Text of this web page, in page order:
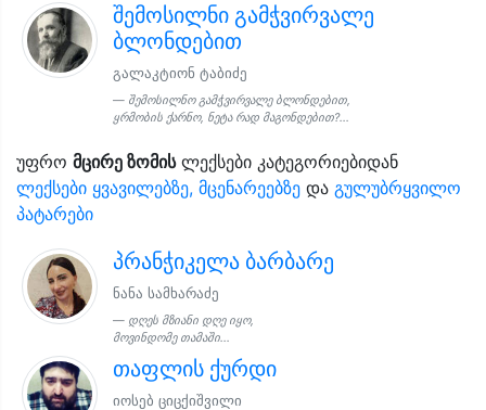
შემოსილნი გამჭვირვალე
ბლონდებით
გალაკტიონ ტაბიძე
შემოსილნო გამჭვირვალე ბლონდებით,
ყრმობის ქარნო, ნეტა რად მაგონდებით?...
უფრო მცირე ზომისლექსები კატეგორიებიდან
ლექსები ყვავილებზე, მცენარეებზე და გულუბრყვილო
პატარები
პრანჭიკელა ბარბარე
ნანა სამხარაძე
დღეს მზიანი დღე იყო,
მოვინდომე თამაში...
თაფლის ქურდი
იოსებ ციცქიშვილი